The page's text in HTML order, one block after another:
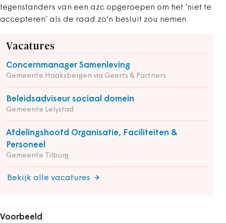
tegenstanders van een azc opgeroepen om het ‘niet te
accepteren’ als de raad zo'n besluit zou nemen.
Vacatures
Concernmanager Samenleving
Gemeente Haaksbergen via Geerts & Partners
Beleidsadviseur sociaal domein
Gemeente Lelystad
Afdelingshoofd Organisatie, Faciliteiten &
Personeel
Gemeente Tilburg
Bekijk alle vacatures
Voorbeeld